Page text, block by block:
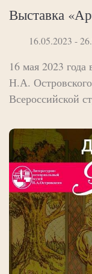
Выставка
16.05.2023 -
16 мая 2023
Н.А.
Всероссийской